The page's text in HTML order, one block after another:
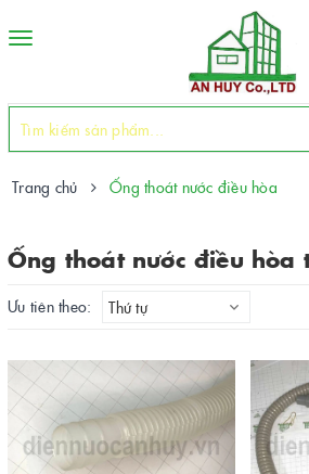
Toggle
Trang chủ Ống thoát nước điều hòa
Ống thoát nước điều hòa
Ưu tiên theo: Thứ tự